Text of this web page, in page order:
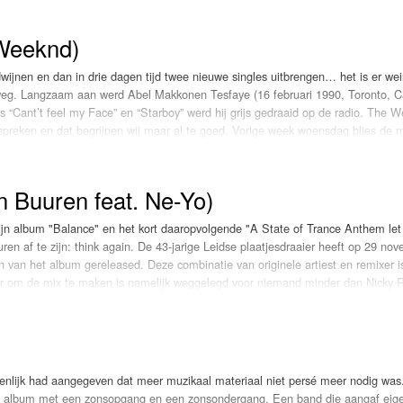
aan toegevoegd worden, een geheel nieuw nummer dat speciaal voor
we Williams de feestdagen vieren samen met zijn vrouw Ayda Field en
en dan in drie dagen tijd twee nieuwe singles uitbrengen… het is er
Langzaam aan werd Abel Makkonen Tesfaye (16 februari 1990, Toronto,
feel my Face” en “Starboy” werd hij grijs gedraaid op de radio. The
en dat begrijpen wij maar al te goed. Vorige week woensdag blies de
“Heartless“, maar deze week is hij al terug met het vernieuwende “Blinding
Buuren feat. Ne-Yo)
album "Balance" en het kort daaropvolgende "A State of Trance Anthem
af te zijn: think again. De 43-jarige Leidse plaatjesdraaier heeft op 29
het album gereleased. Deze combinatie van originele artiest en remixer
de mix te maken is namelijk weggelegd voor niemand minder dan Nicky
Armin’s meest recente single: "Unlove you". Zo kan het gebeuren dat een
had aangegeven dat meer muzikaal materiaal niet persé meer nodig
met een zonsopgang en een zonsondergang. Een band die aangaf